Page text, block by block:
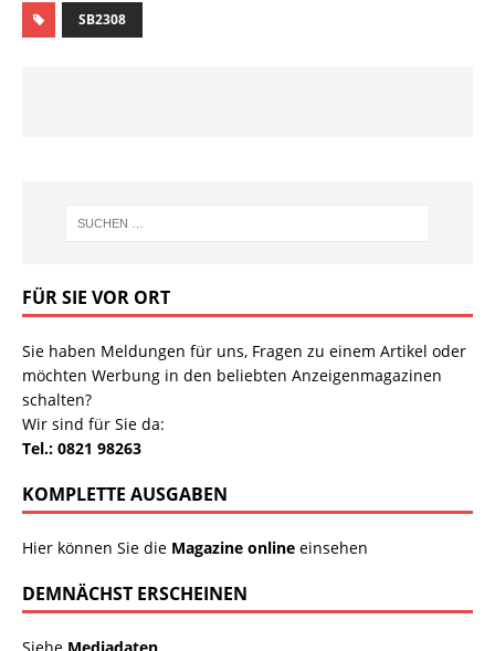
SB2308
FÜR SIE VOR ORT
Sie haben Meldungen für uns, Fragen zu einem Artikel oder
möchten Werbung in den beliebten Anzeigenmagazinen
schalten?
Wir sind für Sie da:
Tel.: 0821 98263
KOMPLETTE AUSGABEN
Hier können Sie die Magazine online einsehen
DEMNÄCHST ERSCHEINEN